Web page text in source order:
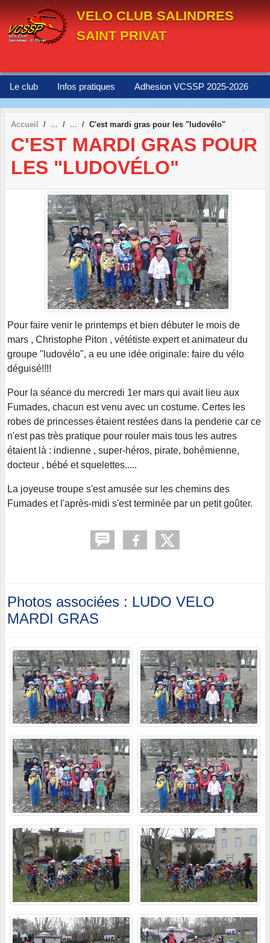
VELO CLUB SALINDRES
SAINT PRIVAT
Le club Infos pratiques Adhesion VCSSP 2025-2026
Accueil C'est mardi gras pour les "ludovélo"
C'EST MARDI GRAS POUR
LES "LUDOVÉLO"
Pour faire venir le printemps et bien débuter le mois de
mars , Christophe Piton , vététiste expert et animateur du
groupe "ludovélo", a eu une idée originale: faire du vélo
déguisé!!!!
Pour la séance du mercredi 1er mars qui avait lieu aux
Fumades, chacun est venu avec un costume. Certes les
robes de princesses étaient restées dans la penderie car ce
n'est pas très pratique pour rouler mais tous les autres
étaient là : indienne , super-héros, pirate, bohémienne,
docteur , bébé et squelettes.....
La joyeuse troupe s'est amusée sur les chemins des
Fumades et l'après-midi s'est terminée par un petit goûter.
Photos associées : LUDO VELO
MARDI GRAS
Panneau de gestion des cookies